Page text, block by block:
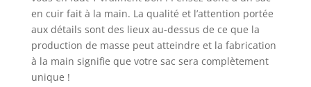
en cuir fait à la main. La qualité et l’attention portée
aux détails sont des lieux au-dessus de ce que la
production de masse peut atteindre et la fabrication
à la main signifie que votre sac sera complètement
unique !